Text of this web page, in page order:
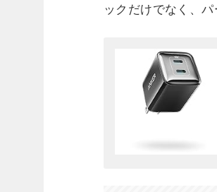
ックだけでなく、